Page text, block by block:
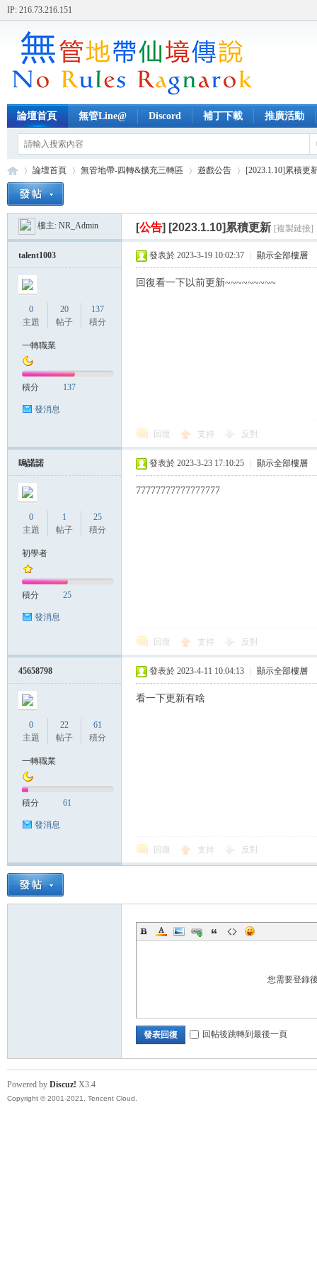
IP: 216.73.216.151
論壇首頁 無管Line@ Discord 補丁下載 推廣活動
帶
»
論壇首頁
›
無管地帶-四轉&擴充三轉區
›
遊戲公告
›
[2023.1.10]累積更
樓主: NR_Admin [公告] [2023.1.10]累積更新 [複製鏈接]
talent1003
0
主題
20
帖子
137
積分
一轉職業
積分 137
發消息
發表於 2023-3-19 10:02:37 顯示全部樓層
回復看一下以前更新~~~~~~~~~
回復 支持 反對
嗚諾諾
0
主題
1
帖子
25
積分
初學者
積分 25
發消息
發表於 2023-3-23 17:10:25 顯示全部樓層
77777777777777777
回復 支持 反對
45658798
0
主題
22
帖子
61
積分
一轉職業
積分 61
發消息
發表於 2023-4-11 10:04:13 顯示全部樓層
看一下更新有啥
回復 支持 反對
您需要登錄
發表回復 回帖後跳轉到最後一頁
Powered by Discuz! X3.4
Copyright © 2001-2021, Tencent Cloud.